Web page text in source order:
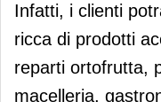
Infatti, i clienti
ricca di prodotti
reparti ortofrutta,
macelleria,